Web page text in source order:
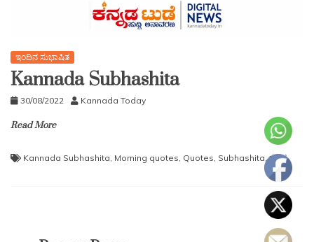
ಇಂದಿನ ಸುಭಾಷಿತ
Kannada Subhashita
30/08/2022 Kannada Today
Read More
Kannada Subhashita, Morning quotes, Quotes, Subhashita,ಕನ್ನಡ